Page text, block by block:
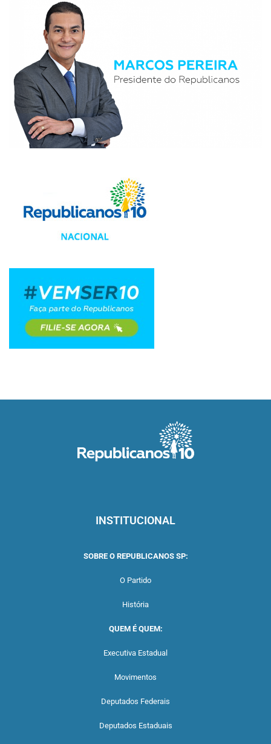
INSTITUCIONAL
SOBRE O REPUBLICANOS SP:
O Partido
História
QUEM É QUEM:
Executiva Estadual
Movimentos
Deputados Federais
Deputados Estaduais